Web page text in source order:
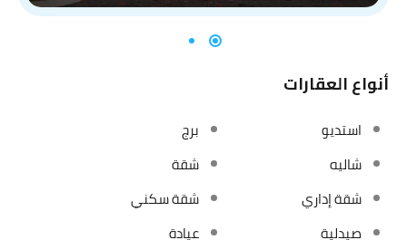
أنواع العقارات
استديو
برج
شاليه
شقة
شقة إداري
شقة سكني
صيدلية
عيادة